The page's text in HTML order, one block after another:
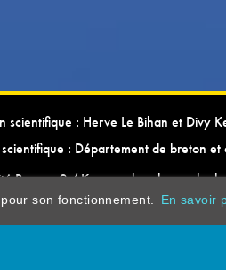
scientifique : Herve Le Bihan et Divy
: Département de breton et
Rennes 2 / Kevrenn brezhoneg ha
son fonctionnement. En savoir